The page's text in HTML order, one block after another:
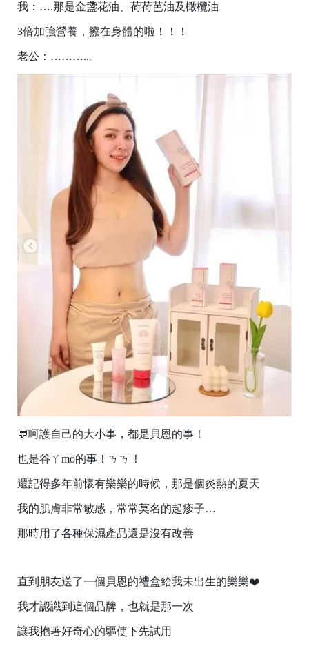
我：….那是金盞花油、荷荷芭油及橄欖油
3倍加強營養，擦在身體的啦！！！
老公：………..。
💬呵護自己的大小事，都是貝恩的事！
也是谷ㄚmo的事！ㄎㄎ！
還記得多年前懷有樂樂的時候，那是個炎熱的夏天
我的肌膚非常敏感，常常莫名的起疹子…
那時用了各種保濕產品還是沒有改善
直到朋友送了一個貝恩的禮盒給我未出生的樂樂❤️
我才認識到這個品牌，也就是那一次
讓我抱著好奇心的驅使下先試用